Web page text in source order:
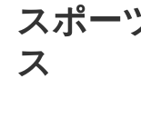
スポー
ス